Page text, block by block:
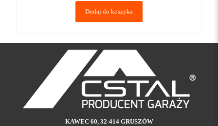
Dodaj do koszyka
KAWEC 60, 32-414 GRUSZÓW